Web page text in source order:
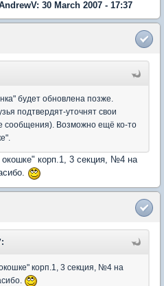
30 March 2007 - 17:37
будет обновлена позже.
подтвердят-уточнят свои
сообщения). Возможно ещё ко-то
корп.1, 3 секция, №4 на
корп.1, 3 секция, №4 на